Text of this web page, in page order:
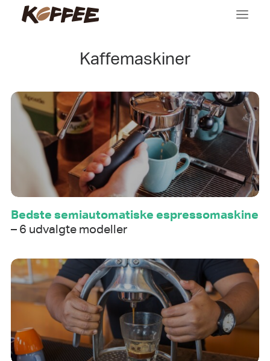
Købsguides
Viden
Om os
Kaffemaskiner
Bedste semiautomatiske espressomaskine
– 6 udvalgte modeller